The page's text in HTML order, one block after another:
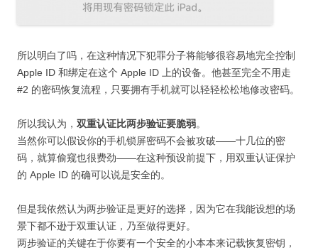
所以明白了吗，在这种情况下犯罪分子将能够很容易地完全控制
Apple ID 和绑定在这个 Apple ID 上的设备。他甚至完全不用走
#2 的密码恢复流程，只要拥有手机就可以轻轻松松地修改密码。
所以我认为， 双重认证比两步验证要脆弱。
当然你可以假设你的手机锁屏密码不会被攻破——十几位的密
码，就算偷窥也很费劲——在这种预设前提下，用双重认证保护
的 Apple ID 的确可以说是安全的。
但是我依然认为两步验证是更好的选择，因为它在我能设想的场
景下都不逊于双重认证，乃至做得更好。
两步验证的关键在于你要有一个安全的小本本来记载恢复密钥，